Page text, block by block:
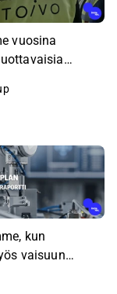
vuosina
kun
vaisuun